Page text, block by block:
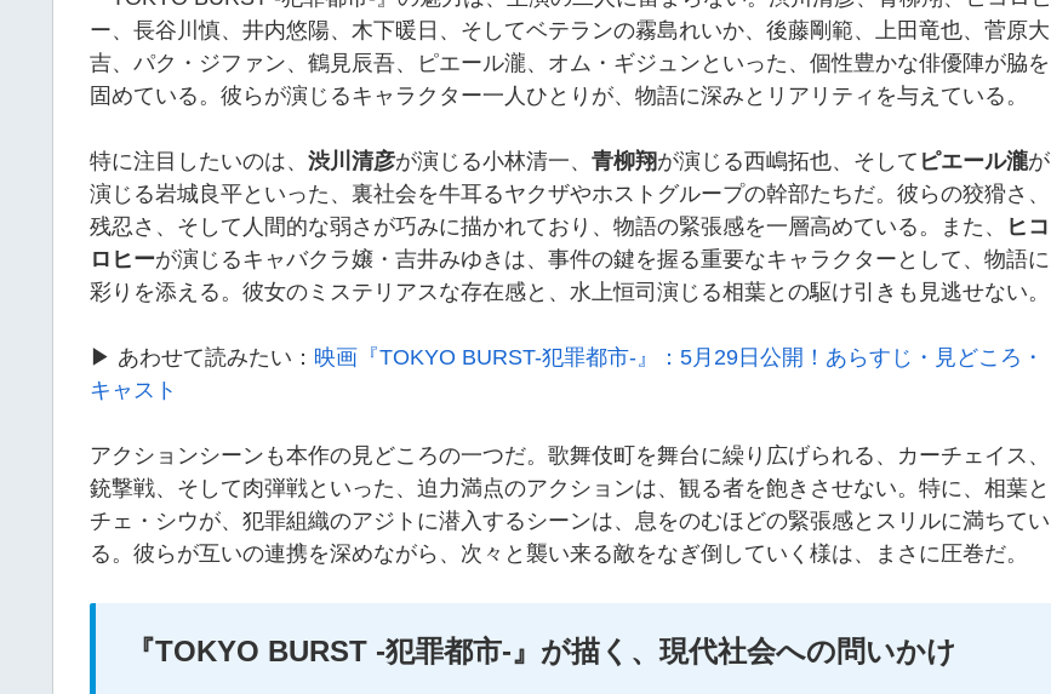
ー、長谷川慎、井内悠陽、木下暖日、そしてベテランの霧島れいか、後藤剛範、上田竜也、菅原大
吉、パク・ジファン、鶴見辰吾、ピエール瀧、オム・ギジュンといった、個性豊かな俳優陣が脇を
固めている。彼らが演じるキャラクター一人ひとりが、物語に深みとリアリティを与えている。
特に注目したいのは、 渋川清彦が演じる小林清一、 青柳翔が演じる西嶋拓也、そして ピエール瀧が
演じる岩城良平といった、裏社会を牛耳るヤクザやホストグループの幹部たちだ。彼らの狡猾さ、
残忍さ、そして人間的な弱さが巧みに描かれており、物語の緊張感を一層高めている。また、
ヒコ
ロヒーが演じるキャバクラ嬢・吉井みゆきは、事件の鍵を握る重要なキャラクターとして、物語に
彩りを添える。彼女のミステリアスな存在感と、水上恒司演じる相葉との駆け引きも見逃せない。
▶ あわせて読みたい： 映画『TOKYO BURST-犯罪都市-』：5月29日公開！あらすじ・見どころ・
キャスト
アクションシーンも本作の見どころの一つだ。歌舞伎町を舞台に繰り広げられる、カーチェイス、
銃撃戦、そして肉弾戦といった、迫力満点のアクションは、観る者を飽きさせない。特に、相葉と
チェ・シウが、犯罪組織のアジトに潜入するシーンは、息をのむほどの緊張感とスリルに満ちてい
る。彼らが互いの連携を深めながら、次々と襲い来る敵をなぎ倒していく様は、まさに圧巻だ。
『TOKYO BURST -犯罪都市-』が描く、現代社会への問いかけ